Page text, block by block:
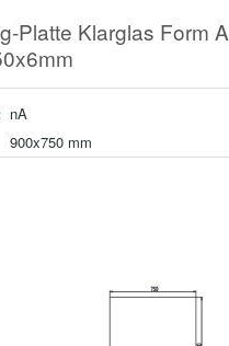
Platte Klarglas Form A
nA
900x750 mm